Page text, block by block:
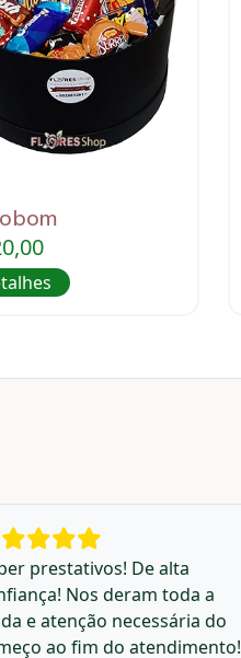
prestativos! De alta
Nos deram toda a
e atenção necessária do
ao fim do atendimento!